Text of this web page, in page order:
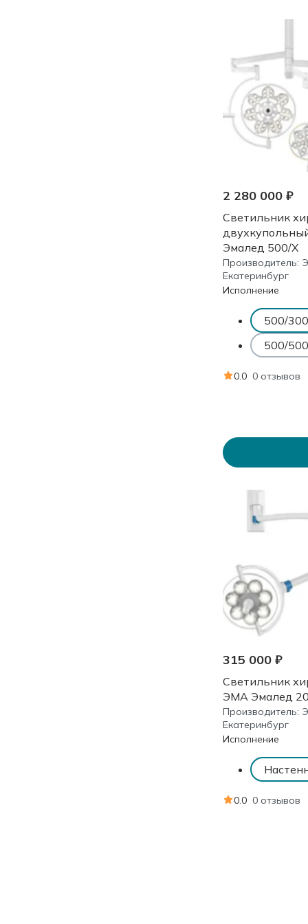
2 280 000 ₽
Светильник
Эмалед 500/Х
Производитель:
Екатеринбург
Исполнение
500/
500/
0.0 0 отзывов
315 000 ₽
Светильник
ЭМА Эмалед
Производитель:
Екатеринбург
Исполнение
0.0 0 отзывов